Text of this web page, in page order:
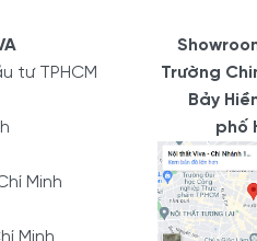
tư TPHCM
Minh
Minh
Trường
Bảy
phố